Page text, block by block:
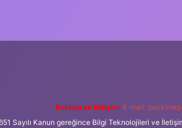
Reklam ve İletişim: E-mail:
Sayılı Kanun gereğince Bilgi Teknolojileri ve